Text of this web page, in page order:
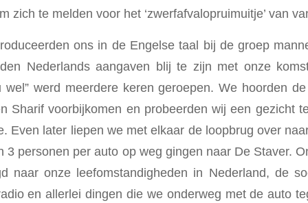
zich te melden voor het ‘zwerfafvalopruimuitje’ van
ons in de Engelse taal bij de groep
Nederlands aangaven blij te zijn met onze
wel” werd meerdere keren geroepen. We hoorden
Sharif voorbijkomen en probeerden wij een gezicht
Even later liepen we met elkaar de loopbrug over
3 personen per auto op weg gingen naar De Staver.
naar onze leefomstandigheden in Nederland, de
en allerlei dingen die we onderweg met de auto